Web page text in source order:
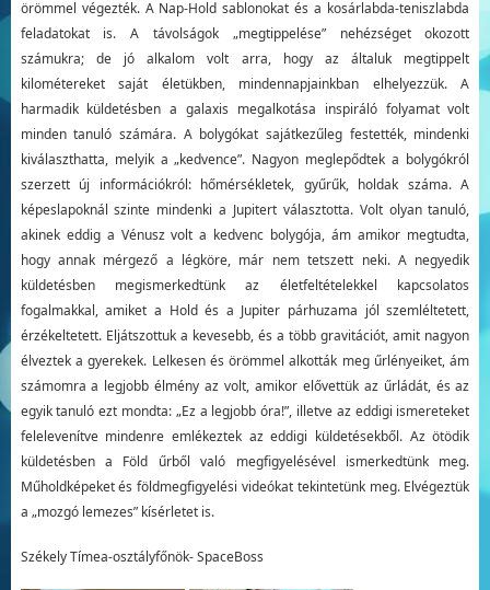
örömmel végezték. A Nap-Hold sablonokat és a kosárlabda-teniszlabda
feladatokat is. A távolságok „megtippelése” nehézséget okozott
számukra; de jó alkalom volt arra, hogy az általuk megtippelt
kilométereket saját életükben, mindennapjainkban elhelyezzük. A
harmadik küldetésben a galaxis megalkotása inspiráló folyamat volt
minden tanuló számára. A bolygókat sajátkezűleg festették, mindenki
kiválaszthatta, melyik a „kedvence”. Nagyon meglepődtek a bolygókról
szerzett új információkról: hőmérsékletek, gyűrűk, holdak száma. A
képeslapoknál szinte mindenki a Jupitert választotta. Volt olyan tanuló,
akinek eddig a Vénusz volt a kedvenc bolygója, ám amikor megtudta,
hogy annak mérgező a légköre, már nem tetszett neki. A negyedik
küldetésben megismerkedtünk az életfeltételekkel kapcsolatos
fogalmakkal, amiket a Hold és a Jupiter párhuzama jól szemléltetett,
érzékeltetett. Eljátszottuk a kevesebb, és a több gravitációt, amit nagyon
élveztek a gyerekek. Lelkesen és örömmel alkották meg űrlényeiket, ám
számomra a legjobb élmény az volt, amikor elővettük az űrládát, és az
egyik tanuló ezt mondta: „Ez a legjobb óra!”, illetve az eddigi ismereteket
felelevenítve mindenre emlékeztek az eddigi küldetésekből. Az ötödik
küldetésben a Föld űrből való megfigyelésével ismerkedtünk meg.
Műholdképeket és földmegfigyelési videókat tekintetünk meg. Elvégeztük
a „mozgó lemezes” kísérletet is.
Székely Tímea-osztályfőnök- SpaceBoss